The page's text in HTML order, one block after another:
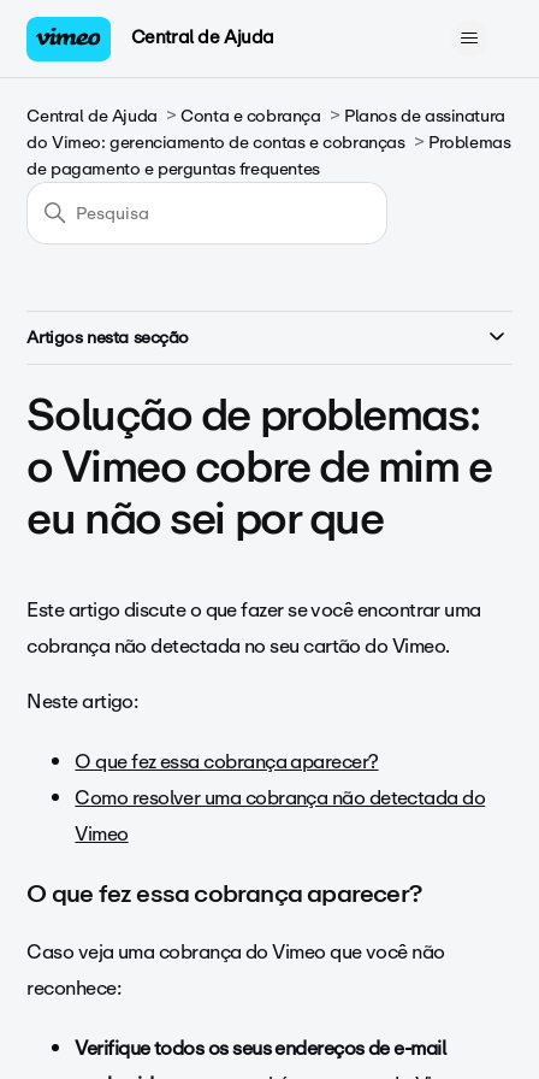
Central de Ajuda
Central de Ajuda Conta e cobrança
Planos de assinatura
do Vimeo: gerenciamento de contas e cobranças
Problemas
de pagamento e perguntas frequentes
Artigos nesta secção
Solução de problemas:
o Vimeo cobre de mim e
eu não sei por que
Este artigo discute o que fazer se você encontrar uma
cobrança não detectada no seu cartão do Vimeo.
Neste artigo:
O que fez essa cobrança aparecer?
Como resolver uma cobrança não detectada do
Vimeo
O que fez essa cobrança aparecer?
Caso veja uma cobrança do Vimeo que você não
reconhece:
Verifique todos os seus endereços de e-mail